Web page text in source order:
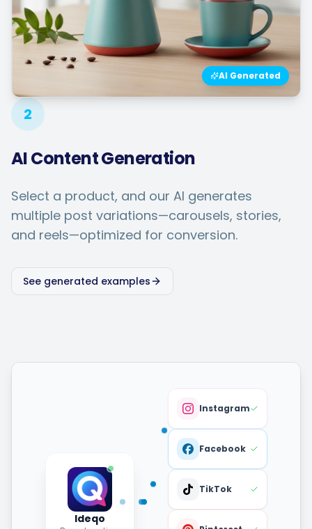
AI Generated
2
AI Content Generation
Select a product, and our AI generates
multiple post variations—carousels, stories,
and reels—optimized for conversion.
See generated examples
Ideqo
Instagram
Facebook
TikTok